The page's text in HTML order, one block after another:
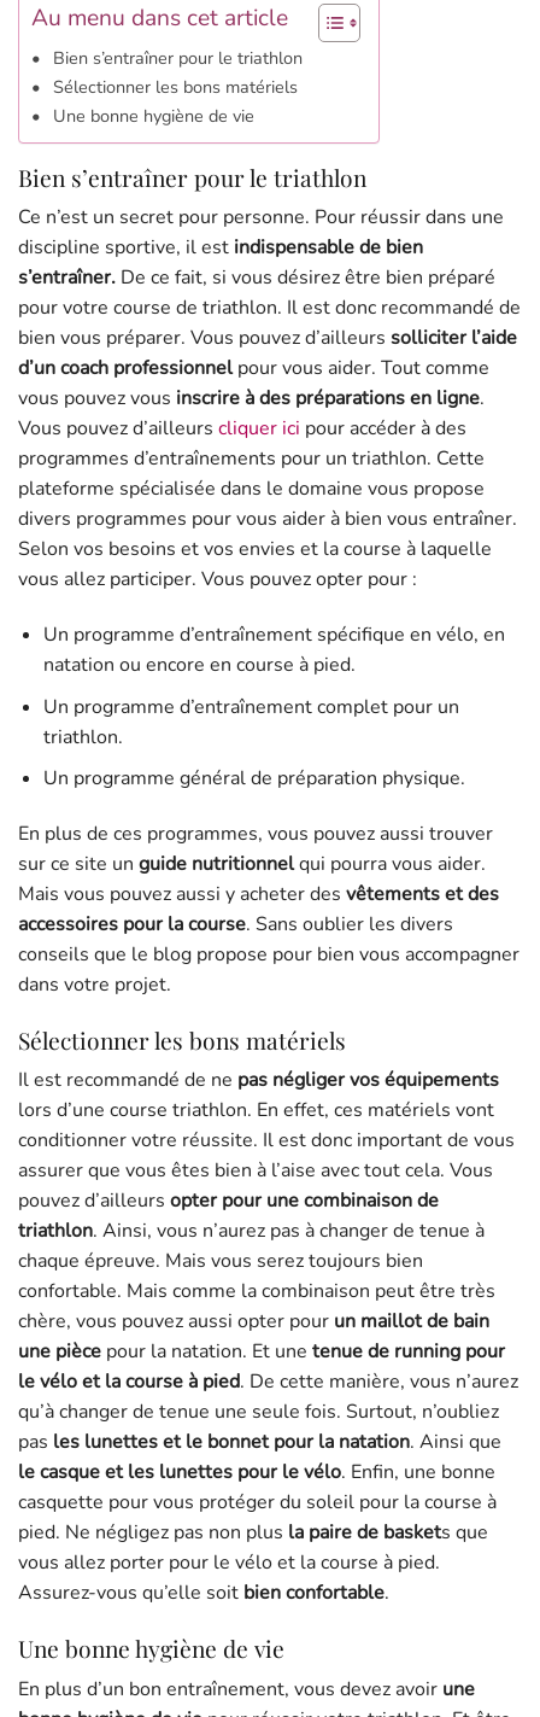
Au menu dans cet article
Bien s’entraîner pour le triathlon
Sélectionner les bons matériels
Une bonne hygiène de vie
Bien s’entraîner pour le triathlon
Ce n’est un secret pour personne. Pour réussir dans une
discipline sportive, il est indispensable de bien
s’entraîner. De ce fait, si vous désirez être bien préparé
pour votre course de triathlon. Il est donc recommandé de
bien vous préparer. Vous pouvez d’ailleurs solliciter l’aide
d’un coach professionnelpour vous aider. Tout comme
vous pouvez vous inscrire à des préparations en ligne.
Vous pouvez d’ailleurs cliquer ici pour accéder à des
programmes d’entraînements pour un triathlon. Cette
plateforme spécialisée dans le domaine vous propose
divers programmes pour vous aider à bien vous entraîner.
Selon vos besoins et vos envies et la course à laquelle
vous allez participer. Vous pouvez opter pour :
Un programme d’entraînement spécifique en vélo, en
natation ou encore en course à pied.
Un programme d’entraînement complet pour un
triathlon.
Un programme général de préparation physique.
En plus de ces programmes, vous pouvez aussi trouver
sur ce site un guide nutritionnelqui pourra vous aider.
Mais vous pouvez aussi y acheter des vêtements et des
accessoires pour la course. Sans oublier les divers
conseils que le blog propose pour bien vous accompagner
dans votre projet.
Sélectionner les bons matériels
Il est recommandé de ne pas négliger vos équipements
lors d’une course triathlon. En effet, ces matériels vont
conditionner votre réussite. Il est donc important de vous
assurer que vous êtes bien à l’aise avec tout cela. Vous
pouvez d’ailleurs opter pour une combinaison de
triathlon. Ainsi, vous n’aurez pas à changer de tenue à
chaque épreuve. Mais vous serez toujours bien
confortable. Mais comme la combinaison peut être très
chère, vous pouvez aussi opter pour un maillot de bain
une pièce pour la natation. Et une tenue de running pour
le vélo et la course à pied. De cette manière, vous n’aurez
qu’à changer de tenue une seule fois. Surtout, n’oubliez
pas les lunettes et le bonnet pour la natation. Ainsi que
le casque et les lunettes pour le vélo. Enfin, une bonne
casquette pour vous protéger du soleil pour la course à
pied. Ne négligez pas non plus la paire de baskets que
vous allez porter pour le vélo et la course à pied.
Assurez-vous qu’elle soit bien confortable.
Une bonne hygiène de vie
En plus d’un bon entraînement, vous devez avoir une